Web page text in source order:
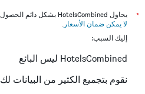
*
يحاول HotelsCombined بشكل دائم الحصول على الأسعار الدقيقة، ولكن
لا يمكن ضمان الأسعار .
إليك السبب:
HotelsCombined ليس البائع
نقوم بتجميع الكثير من البيانات لك